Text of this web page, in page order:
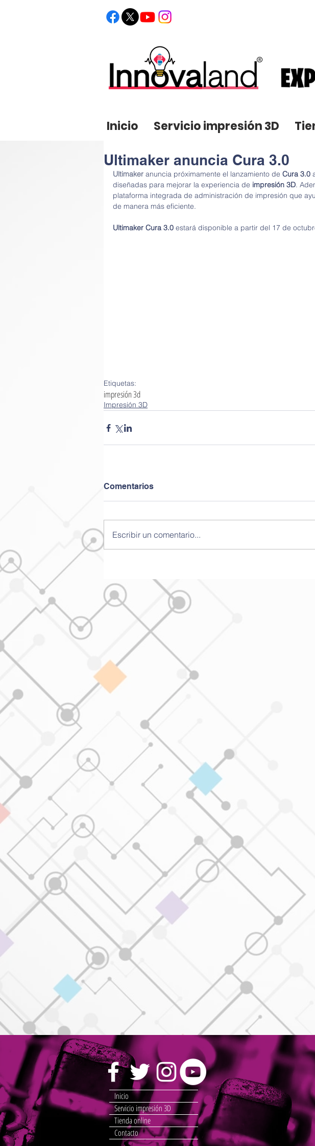
Inicio Servicio impresión 3D
Ultimaker anuncia Cura 3.0
Ultimaker anuncia próximamente el lanzamiento de Cura 3.0
diseñadas para mejorar la experiencia de impresión 3D.
plataforma integrada de administración de impresión que
de manera más eficiente.
Ultimaker Cura 3.0 estará disponible a partir del 17 de
Etiquetas:
impresión 3d
Impresión 3D
Comentarios
Escribir un comentario...
Inicio
Servicio impresión 3D
Tienda online
Contacto